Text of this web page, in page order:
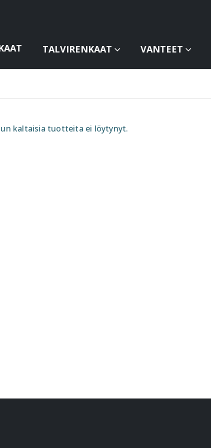
TALVIRENKAAT VANTEET
kaltaisia tuotteita ei löytynyt.